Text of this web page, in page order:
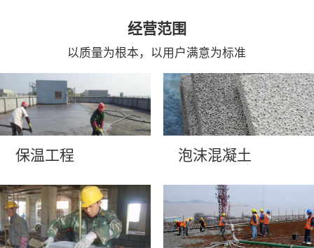
经营范围
以质量为根本，以用户满意为标准
保温工程 泡沫混凝土